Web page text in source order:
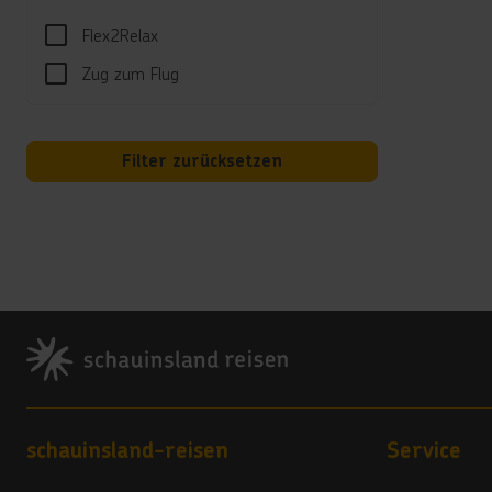
Flex2Relax
Zug zum Flug
Filter zurücksetzen
***
Footer
Footer navigation
schauinsland-reisen Service